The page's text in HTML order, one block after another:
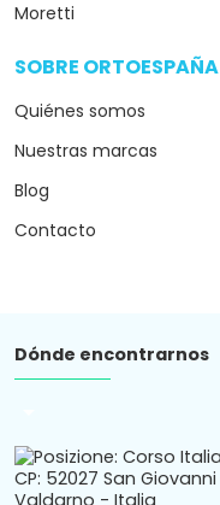
Moretti
SOBRE ORTOESPAÑA
Quiénes somos
Nuestras marcas
Blog
Contacto
Dónde encontrarnos